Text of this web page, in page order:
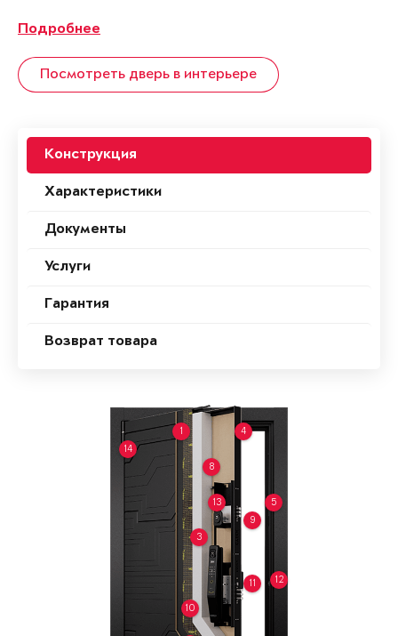
Подробнее
Посмотреть дверь в интерьере
Конструкция
Характеристики
Документы
Услуги
Гарантия
Возврат товара
1
3
4
5
8
9
10
11 12
13
14